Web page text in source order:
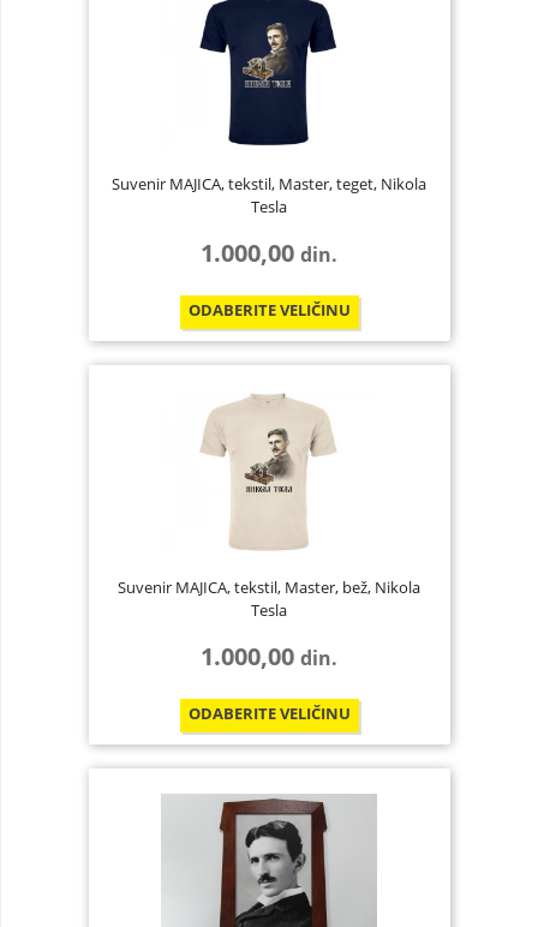
Suvenir MAJICA, tekstil, Master, teget, Nikola
Tesla
1.000,00din.
ODABERITEVELIČINU
Suvenir MAJICA, tekstil, Master, bež, Nikola
Tesla
1.000,00din.
ODABERITEVELIČINU